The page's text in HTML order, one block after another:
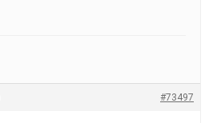
#73497